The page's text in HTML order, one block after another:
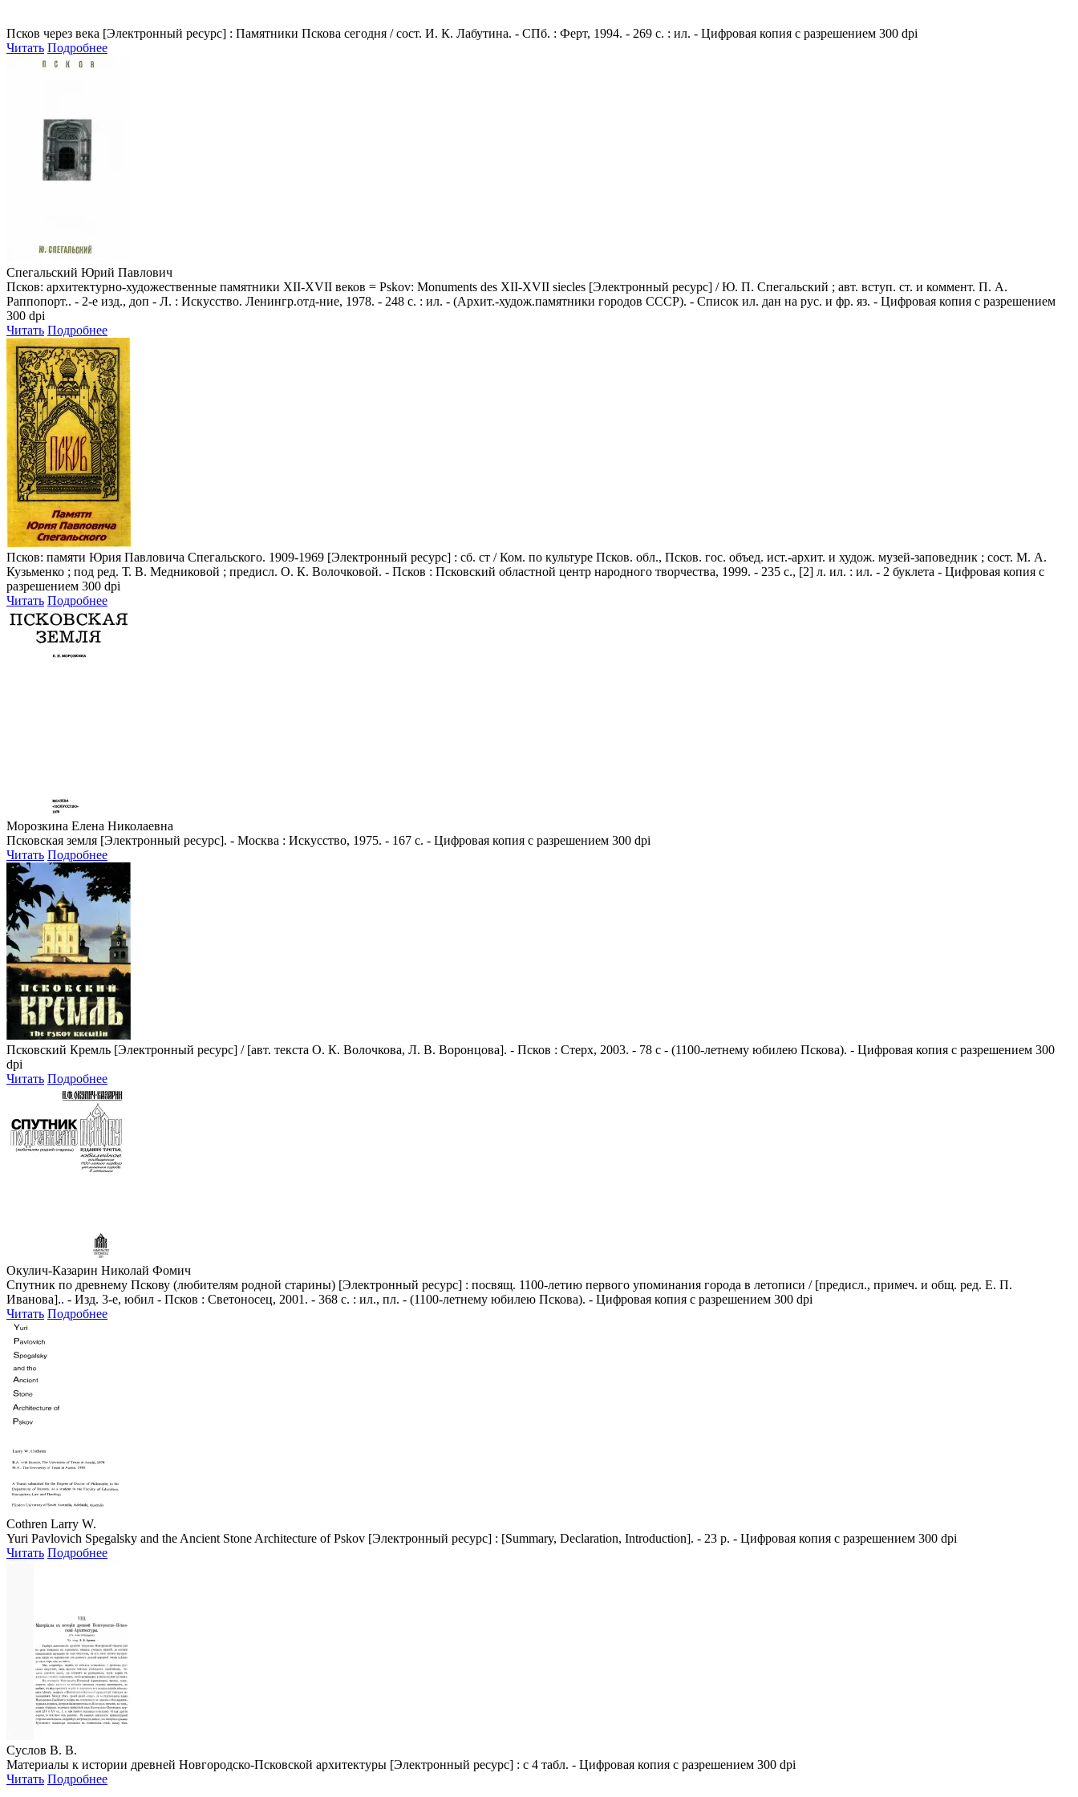
Псков через века [Электронный ресурс] : Памятники Пскова сегодня / сост. И. К. Лабутина. - СПб. : Ферт, 1994. - 269 с. : ил. - Цифровая копия с разрешением 300 dpi
Читать Подробнее
Спегальский Юрий Павлович
Псков: архитектурно-художественные памятники XII-XVII веков = Pskov: Monuments des XII-XVII siecles [Электронный ресурс] / Ю. П. Спегальский ; авт. вступ. ст. и коммент. П. А.
Раппопорт.. - 2-е изд., доп - Л. : Искусство. Ленингр.отд-ние, 1978. - 248 c. : ил. - (Архит.-худож.памятники городов СССР). - Список ил. дан на рус. и фр. яз. - Цифровая копия с разрешением
300 dpi
Читать Подробнее
Псков: памяти Юрия Павловича Спегальского. 1909-1969 [Электронный ресурс] : сб. ст / Ком. по культуре Псков. обл., Псков. гос. объед. ист.-архит. и худож. музей-заповедник ; сост. М. А.
Кузьменко ; под ред. Т. В. Медниковой ; предисл. О. К. Волочковой. - Псков : Псковский областной центр народного творчества, 1999. - 235 с., [2] л. ил. : ил. - 2 буклета - Цифровая копия с
разрешением 300 dpi
Читать Подробнее
Морозкина Елена Николаевна
Псковская земля [Электронный ресурс]. - Москва : Искусство, 1975. - 167 с. - Цифровая копия с разрешением 300 dpi
Читать Подробнее
Псковский Кремль [Электронный ресурс] / [авт. текста О. К. Волочкова, Л. В. Воронцова]. - Псков : Стерх, 2003. - 78 с - (1100-летнему юбилею Пскова). - Цифровая копия с разрешением 300
dpi
Читать Подробнее
Окулич-Казарин Николай Фомич
Спутник по древнему Пскову (любителям родной старины) [Электронный ресурс] : посвящ. 1100-летию первого упоминания города в летописи / [предисл., примеч. и общ. ред. Е. П.
Иванова].. - Изд. 3-е, юбил - Псков : Светоносец, 2001. - 368 с. : ил., пл. - (1100-летнему юбилею Пскова). - Цифровая копия с разрешением 300 dpi
Читать Подробнее
Cothren Larry W.
Yuri Pavlovich Spegalsky and the Ancient Stone Architecture of Pskov [Электронный ресурс] : [Summary, Declaration, Introduction]. - 23 p. - Цифровая копия с разрешением 300 dpi
Читать Подробнее
Суслов В. В.
Материалы к истории древней Новгородско-Псковской архитектуры [Электронный ресурс] : с 4 табл. - Цифровая копия с разрешением 300 dpi
Читать Подробнее